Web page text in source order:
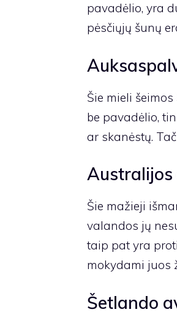
pavadėlio, yra
pėsčiųjų šunų
Šie mieli šeimos
be pavadėlio,
ar skanėstų.
Šie mažieji
valandos jų
taip pat yra
mokydami juos
Šetlando